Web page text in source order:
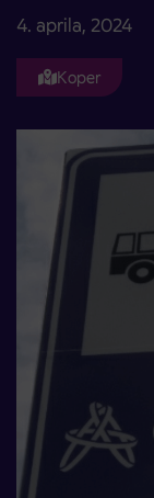
4. aprila, 2024
Koper